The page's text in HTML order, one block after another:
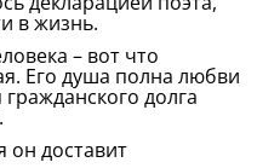
в жизнь.
– вот что
Его душа полна любви
долга
он доставит